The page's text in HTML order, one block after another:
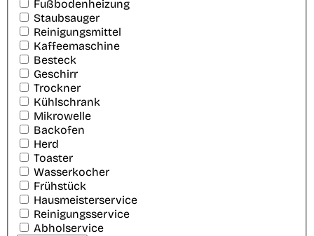
Fußbodenheizung
Staubsauger
Reinigungsmittel
Kaffeemaschine
Besteck
Geschirr
Trockner
Kühlschrank
Mikrowelle
Backofen
Herd
Toaster
Wasserkocher
Frühstück
Hausmeisterservice
Reinigungsservice
Abholservice